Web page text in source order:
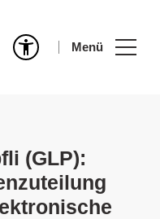
Menü
(GLP):